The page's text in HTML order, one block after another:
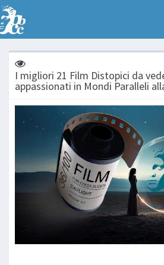
I migliori 21 Film Distopici da
appassionati in Mondi Paralleli